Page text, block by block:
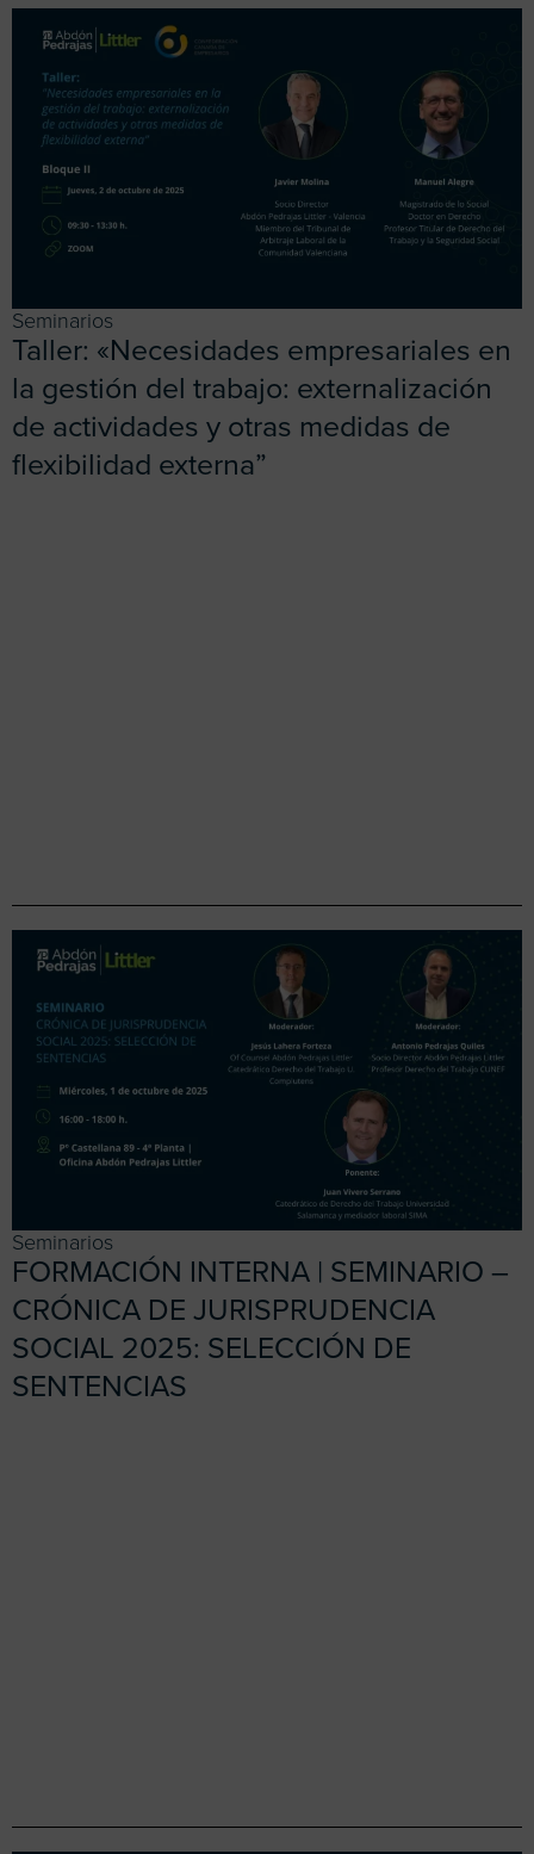
Seminarios
Taller: «Necesidades empresariales en
la gestión del trabajo: externalización
de actividades y otras medidas de
flexibilidad externa”
Seminarios
FORMACIÓN INTERNA | SEMINARIO –
CRÓNICA DE JURISPRUDENCIA
SOCIAL 2025: SELECCIÓN DE
SENTENCIAS